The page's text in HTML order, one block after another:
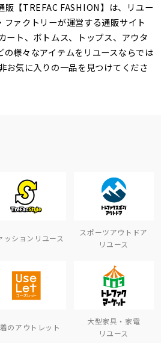
販【TREFAC FASHION】は、リユー
ファクトリーが運営する通販サイト
ート、ボトムス、トップス、アウタ
の様々なアイテムをリユースならでは
お気に入りの一品を見つけてくださ
ッションリユース
スポーツアウトドア
リユース
のアウトレット
大型家具・家電
リユース